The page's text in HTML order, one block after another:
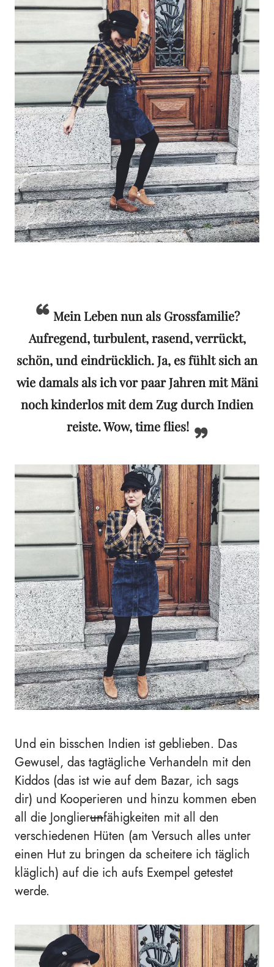
Mein Leben nun als Grossfamilie?
Aufregend, turbulent, rasend, verrückt,
schön, und eindrücklich. Ja, es fühlt sich an
wie damals als ich vor paar Jahren mit Mäni
noch kinderlos mit dem Zug durch Indien
reiste. Wow, time flies!
Und ein bisschen Indien ist geblieben. Das
Gewusel, das tagtägliche Verhandeln mit den
Kiddos (das ist wie auf dem Bazar, ich sags
dir) und Kooperieren und hinzu kommen eben
all die Jonglierunfähigkeiten mit all den
verschiedenen Hüten (am Versuch alles unter
einen Hut zu bringen da scheitere ich täglich
kläglich) auf die ich aufs Exempel getestet
werde.